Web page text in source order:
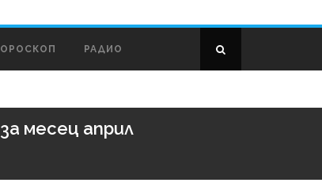
РАДИО
месец април